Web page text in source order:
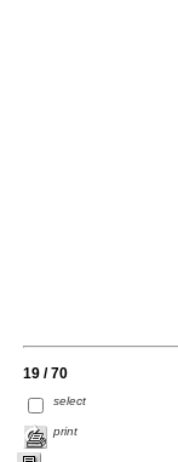
19 / 70
select
print